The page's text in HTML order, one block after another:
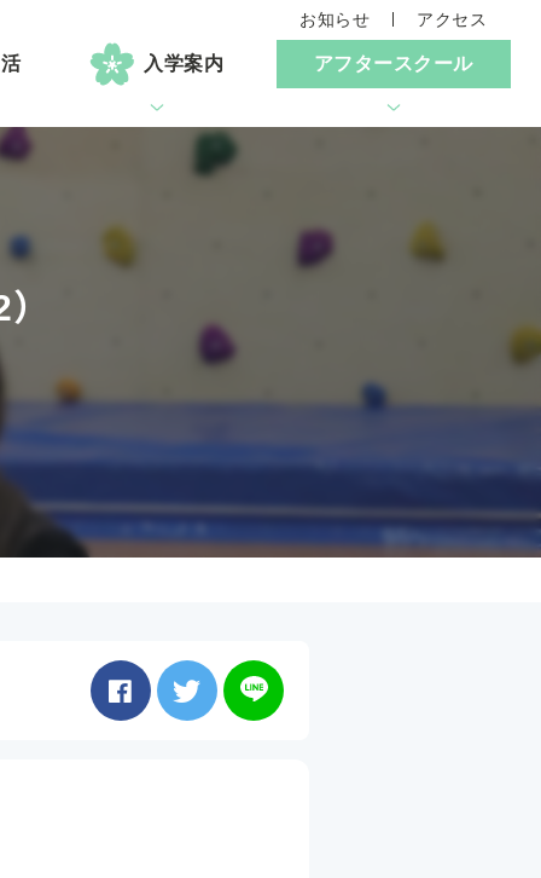
入学案内 アフタースクール
お知らせ アクセス